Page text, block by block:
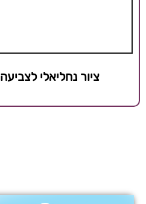
ציור נחליאלי לצביעה